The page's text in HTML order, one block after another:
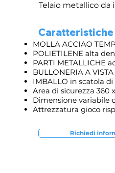
Telaio metallico
Caratteristiche
MOLLA ACCIAO
POLIETILENE alta
PARTI METALLICHE
BULLONERIA A
IMBALLO in scatola
Area di sicurezza 360
Dimensione variabile
Attrezzatura gioco
Richiedi